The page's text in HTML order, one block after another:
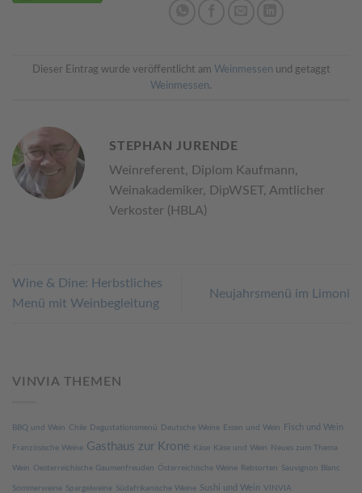
Dieser Eintrag wurde veröffentlicht am Weinmessen und getaggt
Weinmessen.
STEPHAN JURENDE
Weinreferent, Diplom Kaufmann,
Weinakademiker, DipWSET, Amtlicher
Verkoster (HBLA)
Wine & Dine: Herbstliches
Menü mit Weinbegleitung
Neujahrsmenü im Limoni
VINVIA THEMEN
BBQ und Wein Chile Degustationsmenü Deutsche Weine Essen und Wein Fisch und Wein
Französische Weine Gasthaus zur Krone Käse Käse und Wein Neues zum Thema
Wein Oesterreichische Gaumenfreuden Österreichische Weine Rebsorten Sauvignon Blanc
Sommerweine Spargelweine Südafrikanische Weine Sushi und Wein VINVIA